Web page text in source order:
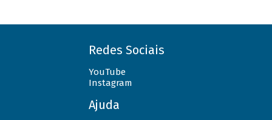
Redes Sociais
YouTube
Instagram
Ajuda